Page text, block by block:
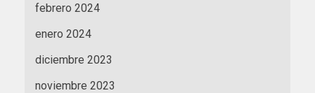
febrero 2024
enero 2024
diciembre 2023
noviembre 2023